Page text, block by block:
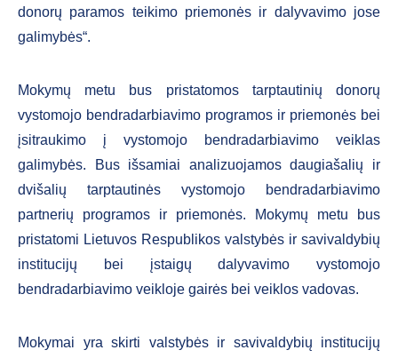
donorų paramos teikimo priemonės ir dalyvavimo jose
galimybės“.
Mokymų metu bus pristatomos tarptautinių donorų
vystomojo bendradarbiavimo programos ir priemonės bei
įsitraukimo į vystomojo bendradarbiavimo veiklas
galimybės. Bus išsamiai analizuojamos daugiašalių ir
dvišalių tarptautinės vystomojo bendradarbiavimo
partnerių programos ir priemonės. Mokymų metu bus
pristatomi Lietuvos Respublikos valstybės ir savivaldybių
institucijų bei įstaigų dalyvavimo vystomojo
bendradarbiavimo veikloje gairės bei veiklos vadovas.
Mokymai yra skirti valstybės ir savivaldybių institucijų